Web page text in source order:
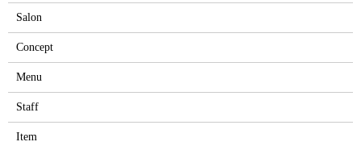
Salon
Concept
Menu
Staff
Item